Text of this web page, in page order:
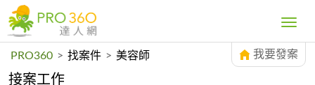
Toggle
PRO360 > 找案件 > 美容師 我要發案
接案工作